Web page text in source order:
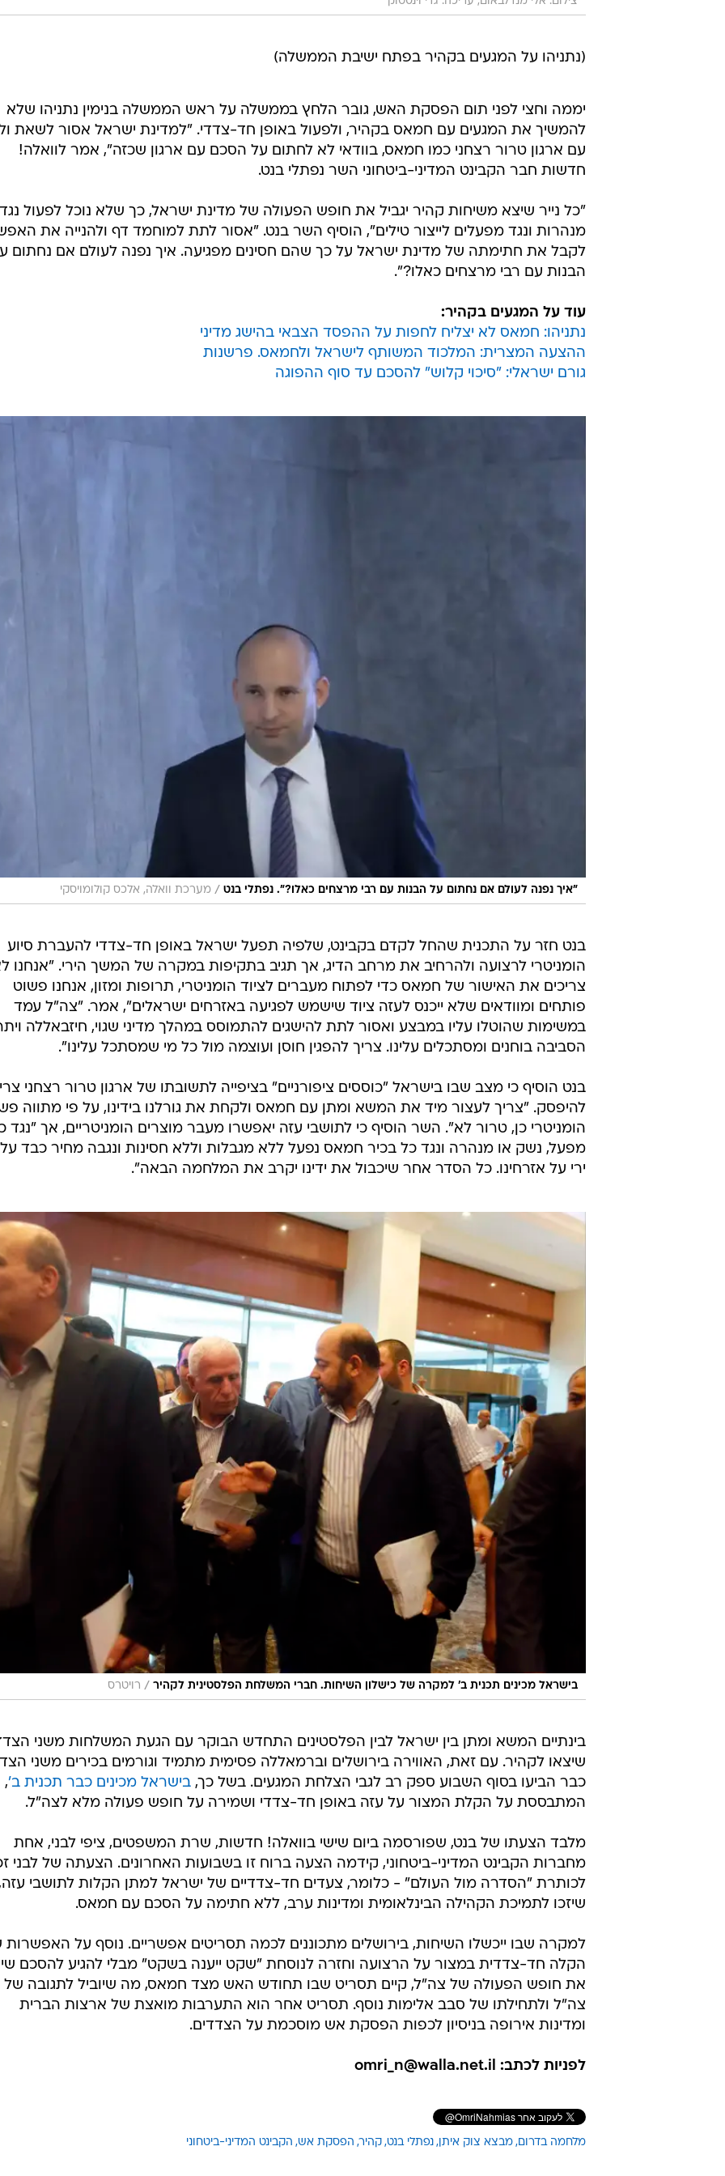
(נתניהו על המגעים בקהיר בפתח ישיבת הממשלה)
יממה וחצי לפני תום הפסקת האש, גובר הלחץ בממשלה על ראש הממשלה בנימין נתניהו שלא
להמשיך את המגעים עם חמאס בקהיר, ולפעול באופן חד-צדדי. "למדינת ישראל אסור לשאת
עם ארגון טרור רצחני כמו חמאס, בוודאי לא לחתום על הסכם עם ארגון שכזה", אמר לוואלה!
חדשות חבר הקבינט המדיני-ביטחוני השר נפתלי בנט.
"כל נייר שיצא משיחות קהיר יגביל את חופש הפעולה של מדינת ישראל, כך שלא נוכל לפעול נגד
מנהרות ונגד מפעלים לייצור טילים", הוסיף השר בנט. "אסור לתת למוחמד דף ולהנייה את
לקבל את חתימתה של מדינת ישראל על כך שהם חסינים מפגיעה. איך נפנה לעולם אם נחתום
הבנות עם רבי מרצחים כאלו?".
עוד על המגעים בקהיר:
נתניהו: חמאס לא יצליח לחפות על ההפסד הצבאי בהישג מדיני
ההצעה המצרית: המלכוד המשותף לישראל ולחמאס. פרשנות
גורם ישראלי: "סיכוי קלוש" להסכם עד סוף ההפוגה
"איך נפנה לעולם אם נחתום על הבנות עם רבי מרצחים כאלו?". נפתלי בנט / מערכת וואלה, אלכס קולומויסקי
בנט חזר על התכנית שהחל לקדם בקבינט, שלפיה תפעל ישראל באופן חד-צדדי להעברת סיוע
הומניטרי לרצועה ולהרחיב את מרחב הדיג, אך תגיב בתקיפות במקרה של המשך הירי. "אנחנו
צריכים את האישור של חמאס כדי לפתוח מעברים לציוד הומניטרי, תרופות ומזון, אנחנו פשוט
פותחים ומוודאים שלא ייכנס לעזה ציוד שישמש לפגיעה באזרחים ישראלים", אמר. "צה"ל עמד
במשימות שהוטלו עליו במבצע ואסור לתת להישגים להתמוסס במהלך מדיני שגוי, חיזבאללה
הסביבה בוחנים ומסתכלים עלינו. צריך להפגין חוסן ועוצמה מול כל מי שמסתכל עלינו".
בנט הוסיף כי מצב שבו בישראל "כוססים ציפורניים" בציפייה לתשובתו של ארגון טרור רצחני
להיפסק. "צריך לעצור מיד את המשא ומתן עם חמאס ולקחת את גורלנו בידינו, על פי מתווה
הומניטרי כן, טרור לא". השר הוסיף כי לתושבי עזה יאפשרו מעבר מוצרים הומניטריים, אך "נגד
מפעל, נשק או מנהרה ונגד כל בכיר חמאס נפעל ללא מגבלות וללא חסינות ונגבה מחיר כבד
ירי על אזרחינו. כל הסדר אחר שיכבול את ידינו יקרב את המלחמה הבאה".
בישראל מכינים תכנית ב' למקרה של כישלון השיחות. חברי המשלחת הפלסטינית לקהיר / רויטרס
בינתיים המשא ומתן בין ישראל לבין הפלסטינים התחדש הבוקר עם הגעת המשלחות משני
שיצאו לקהיר. עם זאת, האווירה בירושלים וברמאללה פסימית מתמיד וגורמים בכירים משני
כבר הביעו בסוף השבוע ספק רב לגבי הצלחת המגעים. בשל כך, בישראל מכינים כבר תכנית ב',
המתבססת על הקלת המצור על עזה באופן חד-צדדי ושמירה על חופש פעולה מלא לצה"ל.
מלבד הצעתו של בנט, שפורסמה ביום שישי בוואלה! חדשות, שרת המשפטים, ציפי לבני, אחת
מחברות הקבינט המדיני-ביטחוני, קידמה הצעה ברוח זו בשבועות האחרונים. הצעתה של לבני
לכותרת "הסדרה מול העולם" - כלומר, צעדים חד-צדדיים של ישראל למתן הקלות לתושבי
שיזכו לתמיכת הקהילה הבינלאומית ומדינות ערב, ללא חתימה על הסכם עם חמאס.
למקרה שבו ייכשלו השיחות, בירושלים מתכוננים לכמה תסריטים אפשריים. נוסף על האפשרות
הקלה חד-צדדית במצור על הרצועה וחזרה לנוסחת "שקט ייענה בשקט" מבלי להגיע להסכם
את חופש הפעולה של צה"ל, קיים תסריט שבו תחודש האש מצד חמאס, מה שיוביל לתגובה של
צה"ל ולתחילתו של סבב אלימות נוסף. תסריט אחר הוא התערבות מואצת של ארצות הברית
ומדינות אירופה בניסיון לכפות הפסקת אש מוסכמת על הצדדים.
לפניות לכתב: omri_n@walla.net.il
מלחמה בדרום מבצא צוק איתן נפתלי בנט קהיר הפסקת אש הקבינט המדיני-ביטחוני